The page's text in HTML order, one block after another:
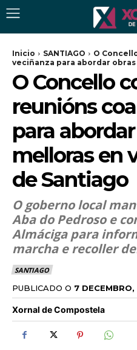
Inicio SANTIAGO
O
veciñanza para abordar obras
O Concello
reunións
para
melloras en
de Santiago
O goberno local
Aba do Pedroso e
Almáciga para
marcha e recoller
SANTIAGO
PUBLICADO O 7
Xornal de Compostela